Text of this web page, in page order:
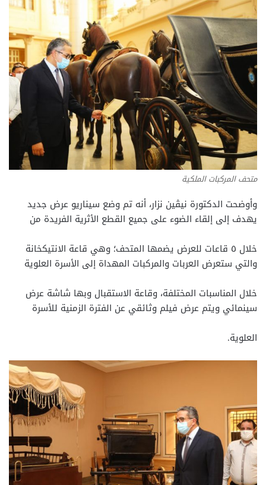
متحف المركبات الملكية
وأوضحت الدكتورة نيڤين نزار، أنه تم وضع سيناريو عرض جديد
يهدف إلى إلقاء الضوء على جميع القطع الأثرية الفريدة من
خلال ٥ قاعات للعرض يضمها المتحف؛ وهي قاعة الانتيكخانة
والتي ستعرض العربات والمركبات المهداة إلى الأسرة العلوية
خلال المناسبات المختلفة، وقاعة الاستقبال وبها شاشة عرض
سينمائي ويتم عرض فيلم وثائقي عن الفترة الزمنية للأسرة
العلوية.